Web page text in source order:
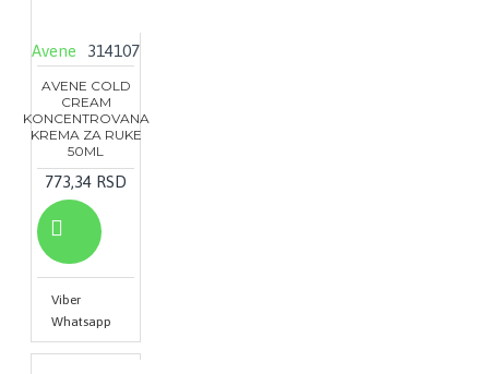
Avene 314107
AVENE COLD
CREAM
KONCENTROVANA
KREMA ZA RUKE
50ML
773,34 RSD
Viber
Whatsapp